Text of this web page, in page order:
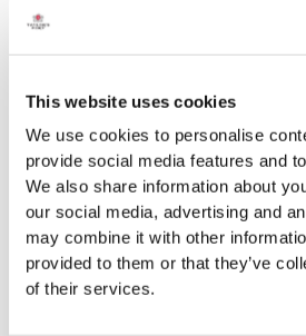
This website uses cookies
We use cookies to personalise
provide social media features and
We also share information about
our social media, advertising and
may combine it with other
provided to them or that they’ve
of their services.
anos. A floração foi pobre em muitos vinhedos
excecionalmente frio, inclusive durante o mês de agosto.
setembro foi...
2018
O ciclo da vinha de 2018 foi incomum e teve
carácter do vinho. O ano anterior foi muito
Janeiro quase dois terços do país estava
Vale do Douro uma das áreas mais afectadas.
em Março evitaram danos nas vinhas e...